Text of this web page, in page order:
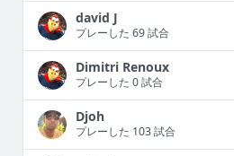
david J
プレーした 69 試合
Dimitri Renoux
プレーした 0 試合
Djoh
プレーした 103 試合